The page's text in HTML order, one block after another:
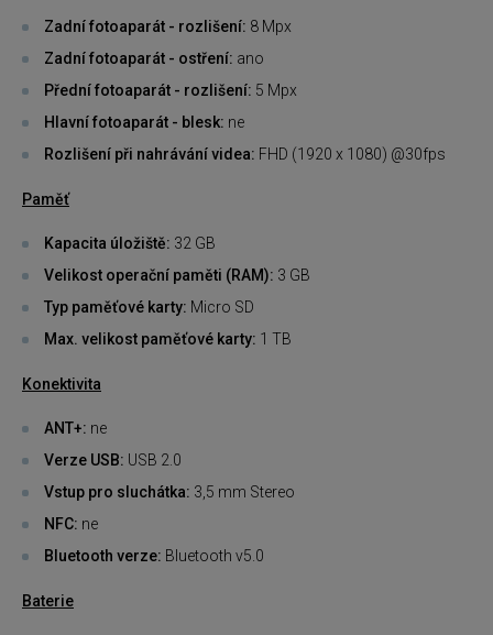
Zadní fotoaparát - rozlišení: 8 Mpx
Zadní fotoaparát - ostření: ano
Přední fotoaparát - rozlišení: 5 Mpx
Hlavní fotoaparát - blesk: ne
Rozlišení při nahrávání videa: FHD (1920 x 1080) @30fps
Paměť
Kapacita úložiště: 32 GB
Velikost operační paměti (RAM): 3 GB
Typ paměťové karty: Micro SD
Max. velikost paměťové karty: 1 TB
Konektivita
ANT+: ne
Verze USB: USB 2.0
Vstup pro sluchátka: 3,5 mm Stereo
NFC: ne
Bluetooth verze: Bluetooth v5.0
Baterie